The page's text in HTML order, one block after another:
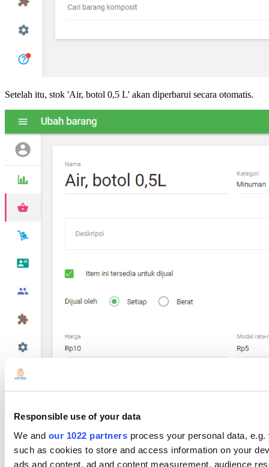
Responsible use of your data
We and our 1022 partners process your personal data,
such as cookies to store and access information on your
ads and content, ad and content measurement, audience
Setelah itu, stok 'Air, botol 0,5 L' akan diperbarui secara otomatis.